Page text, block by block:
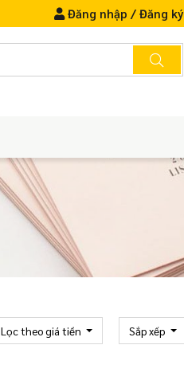
Đăng nhập / Đăng ký
Lọc theo giá tiền Sắp xếp